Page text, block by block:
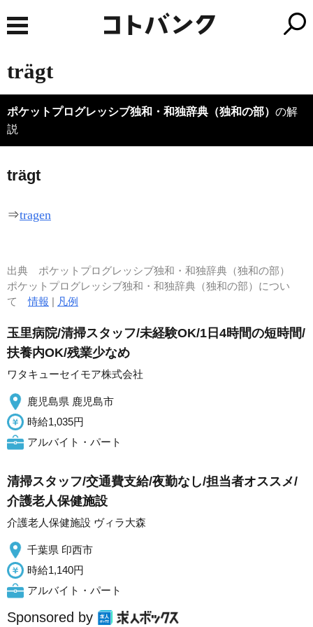
trägt
ポケットプログレッシブ独和・和独辞典（独和の部） の解
説
trägt
⇒tragen
出典 ポケットプログレッシブ独和・和独辞典（独和の部）
ポケットプログレッシブ独和・和独辞典（独和の部）につい
て情報 | 凡例
玉里病院/清掃スタッフ/未経験OK/1日4時間の短時間/
扶養内OK/残業少なめ
ワタキューセイモア株式会社
鹿児島県 鹿児島市
時給1,035円
アルバイト・パート
清掃スタッフ/交通費支給/夜勤なし/担当者オススメ/
介護老人保健施設
介護老人保健施設 ヴィラ大森
千葉県 印西市
時給1,140円
アルバイト・パート
Sponsored by